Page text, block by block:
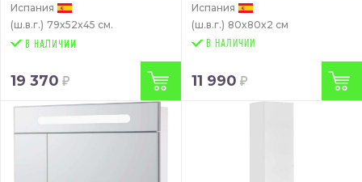
Испания
(ш.в.г.) 79x52x45 см.
19 370
Испания
(ш.в.г.) 80x80x2 см
В НАЛИЧИИ
11 990